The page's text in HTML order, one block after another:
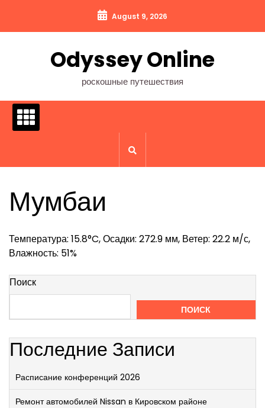
содержимому
August 9, 2026
Odyssey Online
роскошные путешествия
Мумбаи
Температура: 15.8°C, Осадки: 272.9 мм, Ветер: 22.2 м/с,
Влажность: 51%
Поиск
ПОИСК
Последние Записи
Расписание конференций 2026
Ремонт автомобилей Nissan в Кировском районе